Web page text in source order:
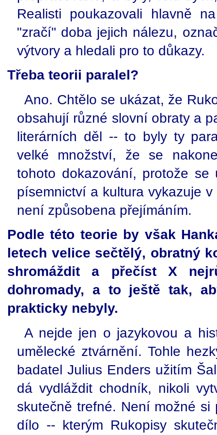
Realisti poukazovali hlavně
"zračí" doba jejich nálezu,
výtvory a hledali pro to důkazy.
Třeba teorii paralel?
Ano. Chtělo se ukázat, že
obsahují různé slovní obraty a
literárních děl -- to byly ty
velké množství, že se
tohoto dokazování, protože se
písemnictví a kultura vykazuje
není způsobena přejímáním.
Podle této teorie by však
letech velice sečtělý, obratný
shromáždit a přečíst X
dohromady, a to ještě tak,
prakticky nebyly.
A nejde jen o jazykovou a
umělecké ztvárnění. Tohle
badatel Julius Enders užitím
dá vydláždit chodník, nikoli
skutečně trefné. Není možné
dílo -- kterým Rukopisy